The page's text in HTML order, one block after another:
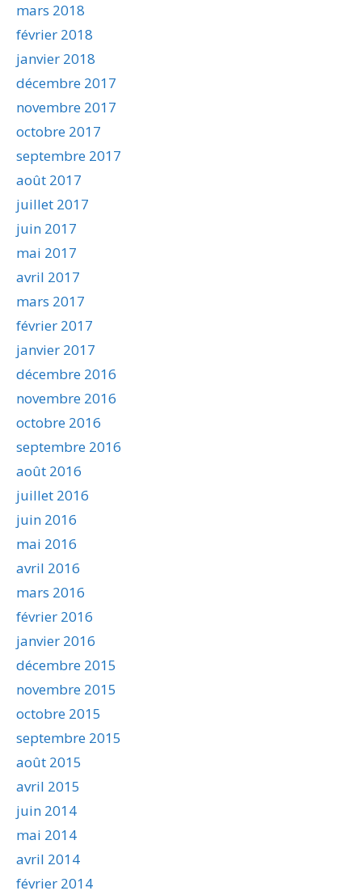
mars 2018
février 2018
janvier 2018
décembre 2017
novembre 2017
octobre 2017
septembre 2017
août 2017
juillet 2017
juin 2017
mai 2017
avril 2017
mars 2017
février 2017
janvier 2017
décembre 2016
novembre 2016
octobre 2016
septembre 2016
août 2016
juillet 2016
juin 2016
mai 2016
avril 2016
mars 2016
février 2016
janvier 2016
décembre 2015
novembre 2015
octobre 2015
septembre 2015
août 2015
avril 2015
juin 2014
mai 2014
avril 2014
février 2014